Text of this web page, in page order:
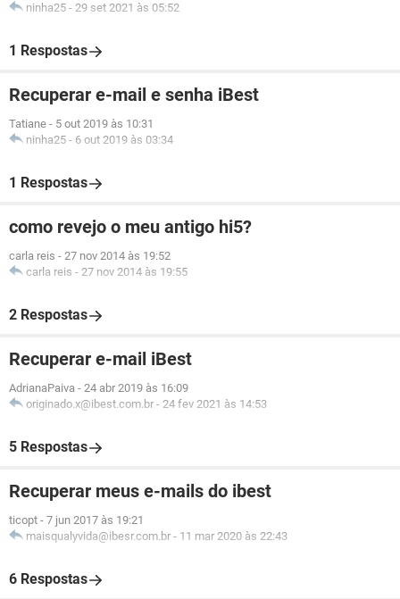
ninha25 - 29 set 2021 às 05:52
1 Respostas
Recuperar e-mail e senha iBest
Tatiane - 5 out 2019 às 10:31
ninha25 - 6 out 2019 às 03:34
1 Respostas
como revejo o meu antigo hi5?
carla reis - 27 nov 2014 às 19:52
carla reis - 27 nov 2014 às 19:55
2 Respostas
Recuperar e-mail iBest
AdrianaPaiva - 24 abr 2019 às 16:09
originado.x@ibest.com.br - 24 fev 2021 às 14:53
5 Respostas
Recuperar meus e-mails do ibest
ticopt - 7 jun 2017 às 19:21
maisqualyvida@ibesr.com.br - 11 mar 2020 às 22:43
6 Respostas